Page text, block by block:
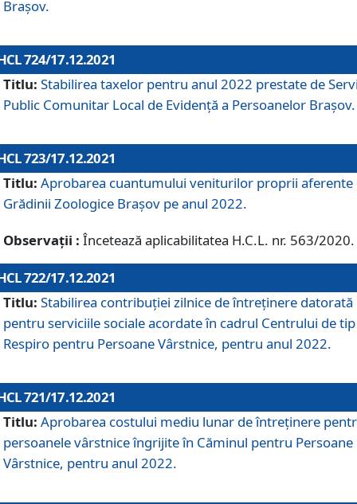
Brașov.
724/17.12.2021
Titlu: Stabilirea taxelor pentru anul 2022 prestate de
Public Comunitar Local de Evidență a Persoanelor Braşov.
723/17.12.2021
Titlu: Aprobarea cuantumului veniturilor proprii aferente
Grădinii Zoologice Braşov pe anul 2022.
Observații : Încetează aplicabilitatea H.C.L. nr. 563/2020.
722/17.12.2021
Titlu: Stabilirea contribuţiei zilnice de întreținere datorată
pentru serviciile sociale acordate în cadrul Centrului de tip
Respiro pentru Persoane Vârstnice, pentru anul 2022.
721/17.12.2021
Titlu: Aprobarea costului mediu lunar de întreţinere
persoanele vârstnice îngrijite în Căminul pentru Persoane
Vârstnice, pentru anul 2022.